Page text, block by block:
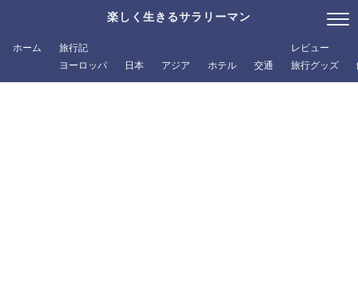
楽しく生きるサラリーマン
ホーム
旅行記
ヨーロッパ
日本 アジア ホテル 交通
レビュー
旅行グッズ